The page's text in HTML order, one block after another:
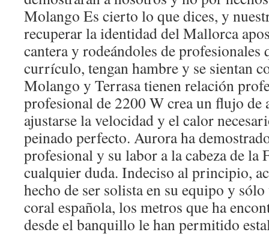
Molango Es cierto lo que dices, y
recuperar la identidad del Mallorca
cantera y rodeándoles de profesionales
currículo, tengan hambre y se sientan
Molango y Terrasa tienen relación
profesional de 2200 W crea un flujo de
ajustarse la velocidad y el calor
peinado perfecto. Aurora ha
profesional y su labor a la cabeza de la
cualquier duda. Indeciso al principio,
hecho de ser solista en su equipo y
coral española, los metros que ha
desde el banquillo le han permitido